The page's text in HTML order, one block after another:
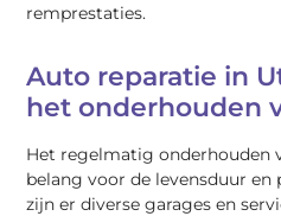
remprestaties.
Auto reparatie in
het onderhouden
Het regelmatig onderhouden
belang voor de levensduur en
zijn er diverse garages en